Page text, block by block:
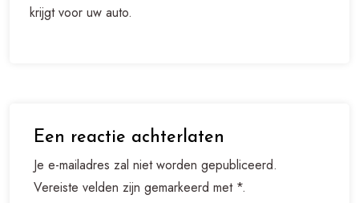
krijgt voor uw auto.
Een reactie achterlaten
Je e-mailadres zal niet worden gepubliceerd.
Vereiste velden zijn gemarkeerd met *.